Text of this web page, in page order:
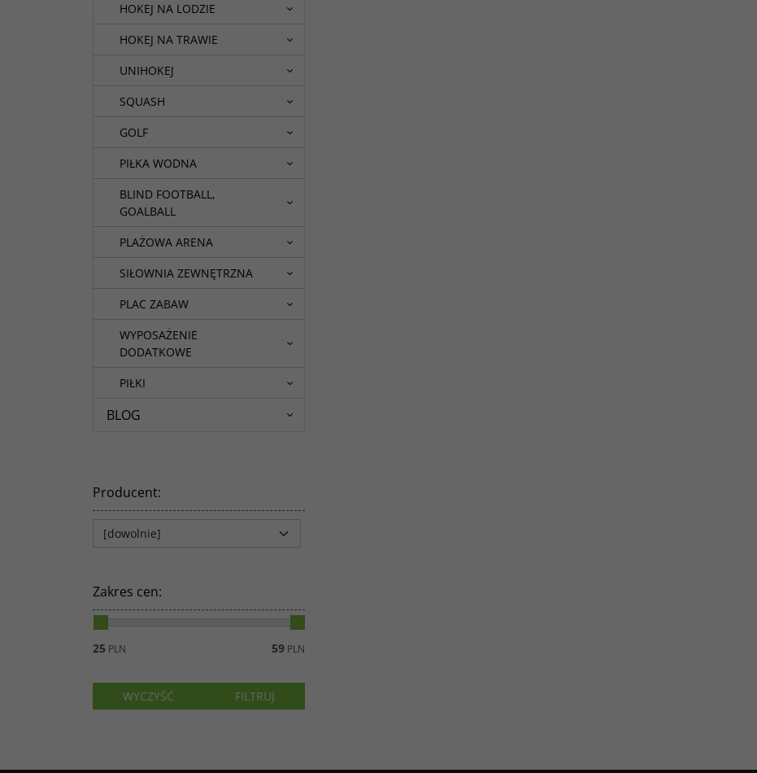
HOKEJ NA LODZIE
HOKEJ NA TRAWIE
UNIHOKEJ
SQUASH
GOLF
PIŁKA WODNA
BLIND FOOTBALL,
GOALBALL
PLAŻOWA ARENA
SIŁOWNIA ZEWNĘTRZNA
PLAC ZABAW
WYPOSAŻENIE
DODATKOWE
PIŁKI
BLOG
Producent:
Zakres cen:
25 PLN 59 PLN